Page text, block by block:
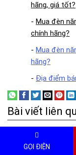
hãng, giá tốt?
- Mua đèn
chính hãng?
- Mua đèn
hãng?
- Địa điểm
Bài viết liên
GỌI ĐIỆN